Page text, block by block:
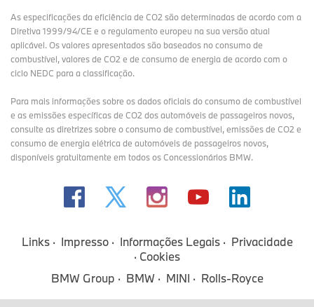
As especificações da eficiência de CO2 são determinadas de acordo com a
Diretiva 1999/94/CE e o regulamento europeu na sua versão atual
aplicável. Os valores apresentados são baseados no consumo de
combustível, valores de CO2 e de consumo de energia de acordo com o
ciclo NEDC para a classificação.
Para mais informações sobre os dados oficiais do consumo de combustível
e as emissões específicas de CO2 dos automóveis de passageiros novos,
consulte as diretrizes sobre o consumo de combustível, emissões de CO2 e
consumo de energia elétrica de automóveis de passageiros novos,
disponíveis gratuitamente em todos os Concessionários BMW.
Links Impresso Informações Legais
Privacidade
Cookies
BMW Group
BMW MINI Rolls-Royce